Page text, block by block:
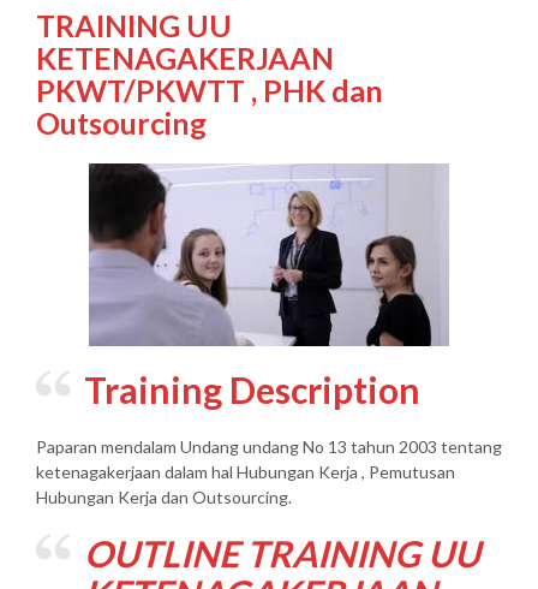
TRAINING UU
KETENAGAKERJAAN
PKWT/PKWTT , PHK dan
Outsourcing
Training Description
Paparan mendalam Undang undang No 13 tahun 2003 tentang
ketenagakerjaan dalam hal Hubungan Kerja , Pemutusan
Hubungan Kerja dan Outsourcing.
OUTLINE TRAINING UU